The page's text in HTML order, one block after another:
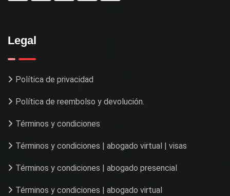
Legal
Política de privacidad
Política de reembolso y devolución.
Términos y condiciones
Términos y condiciones | abogado virtual | visas
Términos y condiciones | abogado presencial
Términos y condiciones | abogado virtual